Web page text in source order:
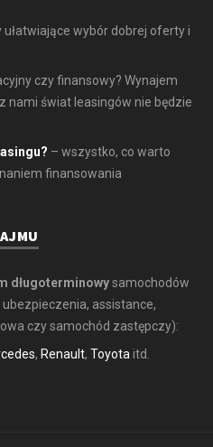
ułatwiające wybór dobrej oferty i
czy finansowy? Wynajem
nami świat leasingów nie będzie
– wszystko, co warto
finansowania
długoterminowysamochodów
assistance,
czy samochód zastępczy):
, Renault, Toyota itd.